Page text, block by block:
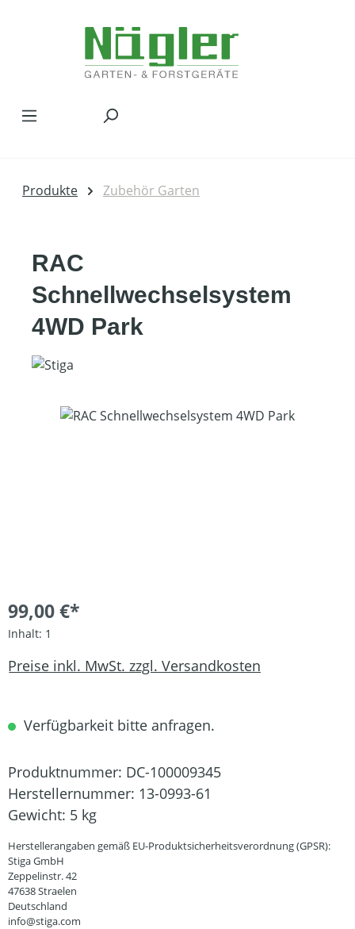
Produkte Zubehör Garten
RAC
Schnellwechselsystem
4WD Park
Bildergalerie überspringen
99,00 €*
Inhalt: 1
Preise inkl. MwSt. zzgl. Versandkosten
Verfügbarkeit bitte anfragen.
Produktnummer: DC-100009345
Herstellernummer: 13-0993-61
Gewicht: 5 kg
Herstellerangaben gemäß EU-Produktsicherheitsverordnung (GPSR):
Stiga GmbH
Zeppelinstr. 42
47638 Straelen
Deutschland
info@stiga.com